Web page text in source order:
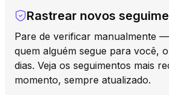
Rastrear novos
Pare de verificar manualmente
quem alguém segue para você,
dias. Veja os seguimentos mais
momento, sempre atualizado.